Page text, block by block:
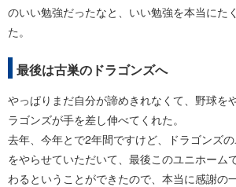
のいい勉強だったなと、いい勉強を本当にた
た。
最後は古巣のドラゴンズへ
やっぱりまだ自分が諦めきれなくて、野球を
ラゴンズが手を差し伸べてくれた。
去年、今年とで2年間ですけど、ドラゴンズ
をやらせていただいて、最後このユニホーム
わるということができたので、本当に感謝の